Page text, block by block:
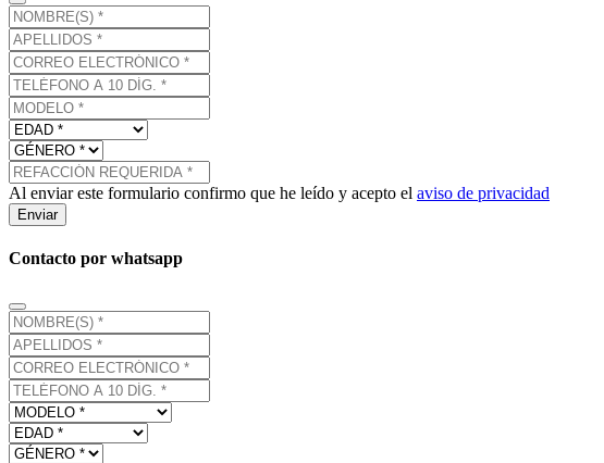
Al enviar este formulario confirmo que he leído y acepto el aviso de privacidad
Enviar
Contacto por whatsapp